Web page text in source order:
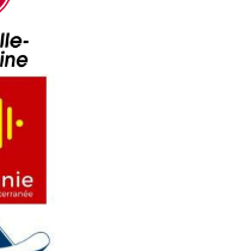
- Eveniments
- Eveniments